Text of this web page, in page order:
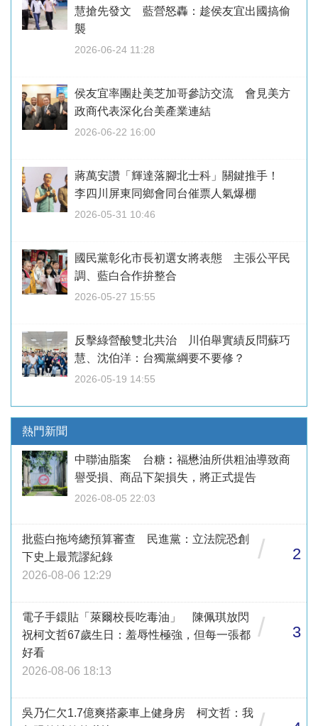
慧搶先發文 藍營怒轟：趁侯友宜出國搞偷
襲
2026-06-24 11:28
侯友宜率團赴美芝加哥參訪交流 會見美方
政商代表深化台美產業連結
2026-06-22 16:00
蔣萬安讚「輝達落腳北士科」關鍵推手！
李四川屏東同鄉會同台催票人氣爆棚
2026-05-31 10:46
國民黨彰化市長初選女將表態 主張公平民
調、藍白合作拚整合
2026-05-27 15:55
反擊綠營酸雙北共治 川伯舉實績反問蘇巧
慧、沈伯洋：台獨黨綱要不要修？
2026-05-19 14:55
熱門新聞
中聯油脂案 台糖︰福懋油所供粗油導致商
譽受損、商品下架損失，將正式提告
2026-08-05 22:03
批藍白拖垮總預算審查 民進黨：立法院恐創
下史上最荒謬紀錄
2026-08-06 12:29
/ 2
電子手鐶貼「萊爾校長吃毒油」 陳佩琪放閃
祝柯文哲67歲生日：羞辱性極強，但每一張都
好看
2026-08-06 18:13
/ 3
吳乃仁欠1.7億爽搭豪車上健身房 柯文哲：我